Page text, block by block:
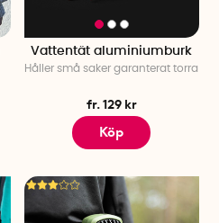
Vattentät aluminiumburk
Håller små saker garanterat torra
fr. 129 kr
Köp